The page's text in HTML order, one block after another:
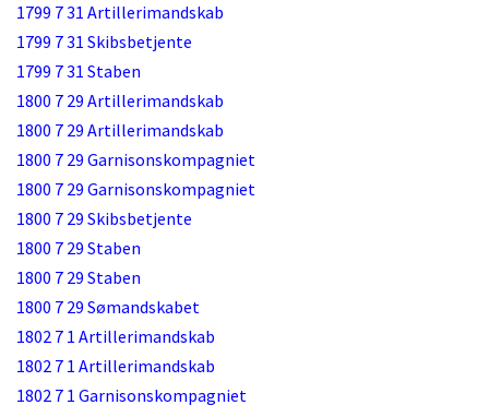
1799 7 31 Artillerimandskab
1799 7 31 Skibsbetjente
1799 7 31 Staben
1800 7 29 Artillerimandskab
1800 7 29 Artillerimandskab
1800 7 29 Garnisonskompagniet
1800 7 29 Garnisonskompagniet
1800 7 29 Skibsbetjente
1800 7 29 Staben
1800 7 29 Staben
1800 7 29 Sømandskabet
1802 7 1 Artillerimandskab
1802 7 1 Artillerimandskab
1802 7 1 Garnisonskompagniet